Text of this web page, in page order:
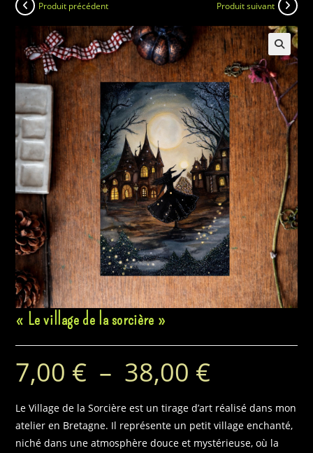
Produit précédent Produit suivant
« Le village de la sorcière »
7,00 € – 38,00 €Plage
à
38,00 €
Le Village de la Sorcière est un tirage d’art réalisé dans mon
atelier en Bretagne. Il représente un petit village enchanté,
niché dans une atmosphère douce et mystérieuse, où la